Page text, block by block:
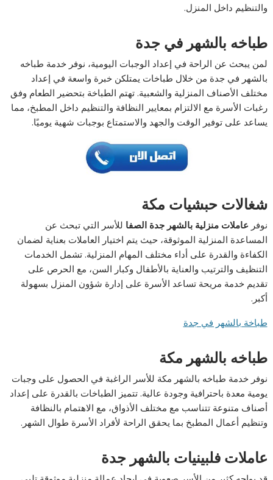
والتنظيم داخل المنزل.
طباخه بالشهر في جدة
لمن يبحث عن الراحة في إعداد الوجبات اليومية، نوفر خدمة طباخه
بالشهر في جدة من خلال طباخات يمتلكن خبرة واسعة في إعداد
مختلف الأصناف المنزلية والشعبية. تهتم الطباخة بتحضير الطعام وفق
رغبات الأسرة مع الالتزام بمعايير النظافة والتنظيم داخل المطبخ، مما
يساعد على توفير الوقت والجهد والاستمتاع بوجبات شهية يوميًا.
شغالات حبشيات مكة
نوفر عاملات منزلية بالشهر جدة الصفا للأسر التي تبحث عن
المساعدة المنزلية الموثوقة، حيث يتم اختيار العاملات بعناية لضمان
الكفاءة والقدرة على أداء مختلف المهام المنزلية. تشمل الخدمات
التنظيف والترتيب والعناية بالأطفال وكبار السن، مع الحرص على
تقديم خدمة مريحة تساعد الأسرة على إدارة شؤون المنزل بسهولة
أكبر.
طباخة بالشهر في جدة
طباخه بالشهر مكة
نوفر خدمة طباخه بالشهر مكة للأسر الراغبة في الحصول على وجبات
يومية معدة باحترافية وجودة عالية. تتميز الطباخات بالقدرة على إعداد
أصناف متنوعة تتناسب مع مختلف الأذواق، مع الاهتمام بالنظافة
وتنظيم أعمال المطبخ بما يحقق الراحة لأفراد الأسرة طوال الشهر.
عاملات فلبينيات بالشهر جدة